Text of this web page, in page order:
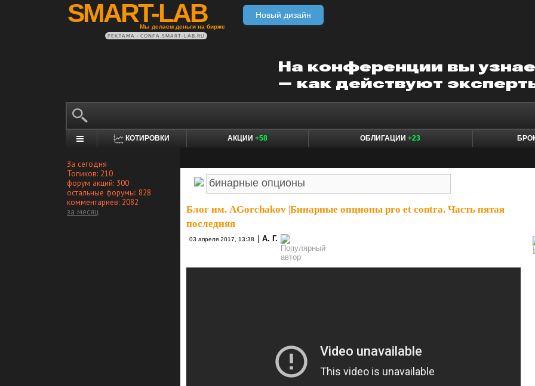
SMART-LAB
Мы делаем деньги на бирже
Новый дизайн
РЕКЛАМА • CONFA.SMART-LAB.RU
КОТИРОВКИ АКЦИИ +58 ОБЛИГАЦИИ +23
За сегодня
Топиков: 210
форум акций: 300
остальные форумы: 828
комментариев: 2082
за месяц
Блог им. AGorchakov Бинарные опционы pro et contra. Часть пятая
последняя
03 апреля 2017, 13:38 А. Г.